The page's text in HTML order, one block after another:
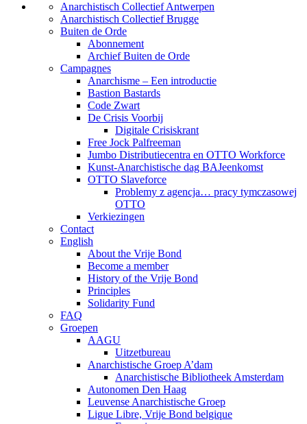
Anarchistisch Collectief Antwerpen
Anarchistisch Collectief Brugge
Buiten de Orde
Abonnement
Archief Buiten de Orde
Campagnes
Anarchisme – Een introductie
Bastion Bastards
Code Zwart
De Crisis Voorbij
Digitale Crisiskrant
Free Jock Palfreeman
Jumbo Distributiecentra en OTTO Workforce
Kunst-Anarchistische dag BAJeenkomst
OTTO Slaveforce
Problemy z agencja… pracy tymczasowej
OTTO
Verkiezingen
Contact
English
About the Vrije Bond
Become a member
History of the Vrije Bond
Principles
Solidarity Fund
FAQ
Groepen
AAGU
Uitzetbureau
Anarchistische Groep A’dam
Anarchistische Bibliotheek Amsterdam
Autonomen Den Haag
Leuvense Anarchistische Groep
Ligue Libre, Vrije Bond belgique